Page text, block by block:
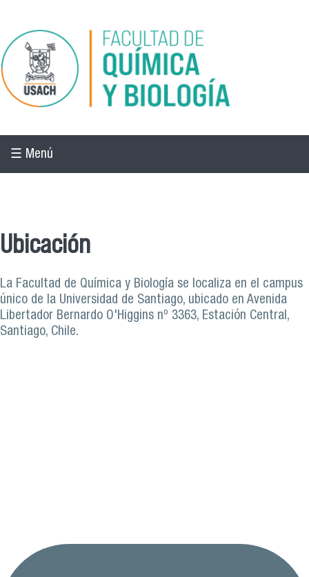
Pasar al contenido principal
☰ Menú
Ubicación
La Facultad de Química y Biología se localiza en el campus
único de la Universidad de Santiago, ubicado en Avenida
Libertador Bernardo O'Higgins nº 3363, Estación Central,
Santiago, Chile.